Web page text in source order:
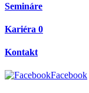
Semináre
Kariéra 0
Kontakt
Facebook